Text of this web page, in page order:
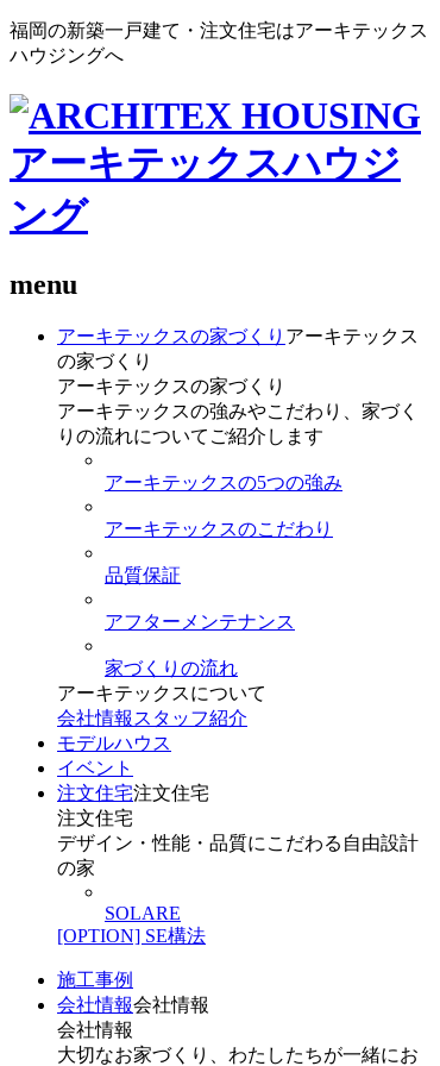
福岡の新築一戸建て・注文住宅はアーキテックス
ハウジングへ
menu
アーキテックスの家づくり アーキテックス
の家づくり
アーキテックスの家づくり
アーキテックスの強みやこだわり、家づく
りの流れについてご紹介します
アーキテックスの5つの強み
アーキテックスのこだわり
品質保証
アフターメンテナンス
家づくりの流れ
アーキテックスについて
会社情報 スタッフ紹介
モデルハウス
イベント
注文住宅注文住宅
注文住宅
デザイン・性能・品質にこだわる自由設計
の家
SOLARE
[OPTION] SE構法
施工事例
会社情報会社情報
会社情報
大切なお家づくり、わたしたちが一緒にお